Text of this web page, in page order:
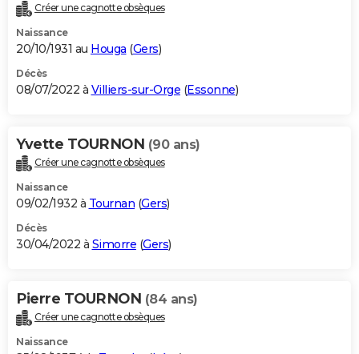
Créer une cagnotte obsèques
Naissance
20/10/1931 au Houga (Gers)
Décès
08/07/2022 à Villiers-sur-Orge (Essonne)
Yvette TOURNON (90 ans)
Créer une cagnotte obsèques
Naissance
09/02/1932 à Tournan (Gers)
Décès
30/04/2022 à Simorre (Gers)
Pierre TOURNON (84 ans)
Créer une cagnotte obsèques
Naissance